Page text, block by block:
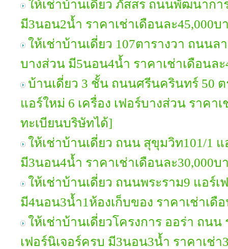
ให้เช่าบ้านเดี่ยว ภัสสร ถนนพัฒนากา
มี3นอน2น้ำ ราคาเช่าเดือนละ45,000บ
ให้เช่าบ้านเดี่ยว 107ตารางวา ถนนล
บางส่วน มี5นอน4น้ำ ราคาเช่าเดือนละ
บ้านเดี่ยว 3 ชั้น ถนนศรีนครินทร์ 50 ต
แอร์ใหม่ 6 เครื่อง เฟอร์บางส่วน ราคา
ทะเบียนบริษัทได้]
ให้เช่าบ้านเดี่ยว ถนน สุขุมวิท101/1 แ
มี3นอน4น้ำ ราคาเช่าเดือนละ30,000บ
ให้เช่าบ้านเดี่ยว ถนนพระราม9 แอร์เ
มี4นอน3น้ำ1ห้องเก็บของ ราคาเช่าเดื
ให้เช่าบ้านเดี่ยวโครงการ ออร่า ถนน
เฟอร์นิเจอร์ครบ มี3นอน3น้ำ ราคาเช่า